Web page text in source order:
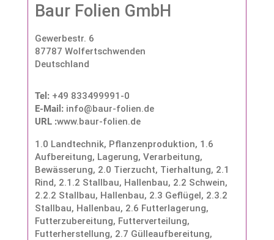
Baur Folien GmbH
Gewerbestr. 6
87787 Wolfertschwenden
Deutschland
Tel: +49 833499991-0
E-Mail: info@baur-folien.de
URL :www.baur-folien.de
1.0 Landtechnik, Pflanzenproduktion, 1.6
Aufbereitung, Lagerung, Verarbeitung,
Bewässerung, 2.0 Tierzucht, Tierhaltung, 2.1
Rind, 2.1.2 Stallbau, Hallenbau, 2.2 Schwein,
2.2.2 Stallbau, Hallenbau, 2.3 Geflügel, 2.3.2
Stallbau, Hallenbau, 2.6 Futterlagerung,
Futterzubereitung, Futterverteilung,
Futterherstellung, 2.7 Gülleaufbereitung,